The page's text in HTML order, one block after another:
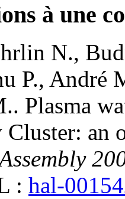
à une
N.,
P., André
. Plasma
an
: hal-